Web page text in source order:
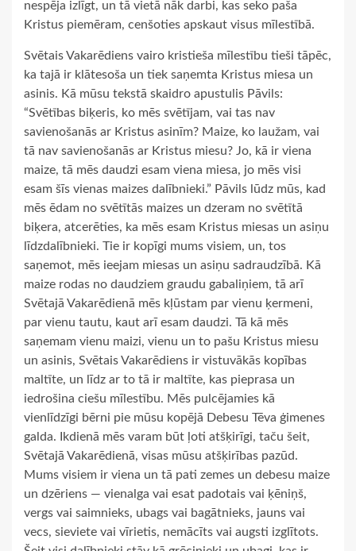
nespēja izlīgt, un tā vietā nāk darbi, kas seko paša
Kristus piemēram, cenšoties apskaut visus mīlestībā.
Svētais Vakarēdiens vairo kristieša mīlestību tieši tāpēc,
ka tajā ir klātesoša un tiek saņemta Kristus miesa un
asinis. Kā mūsu tekstā skaidro apustulis Pāvils:
“Svētības biķeris, ko mēs svētījam, vai tas nav
savienošanās ar Kristus asinīm? Maize, ko laužam, vai
tā nav savienošanās ar Kristus miesu? Jo, kā ir viena
maize, tā mēs daudzi esam viena miesa, jo mēs visi
esam šīs vienas maizes dalībnieki.” Pāvils lūdz mūs, kad
mēs ēdam no svētītās maizes un dzeram no svētītā
biķera, atcerēties, ka mēs esam Kristus miesas un asiņu
līdzdalībnieki. Tie ir kopīgi mums visiem, un, tos
saņemot, mēs ieejam miesas un asiņu sadraudzībā. Kā
maize rodas no daudziem graudu gabaliņiem, tā arī
Svētajā Vakarēdienā mēs kļūstam par vienu ķermeni,
par vienu tautu, kaut arī esam daudzi. Tā kā mēs
saņemam vienu maizi, vienu un to pašu Kristus miesu
un asinis, Svētais Vakarēdiens ir vistuvākās kopības
maltīte, un līdz ar to tā ir maltīte, kas pieprasa un
iedrošina ciešu mīlestību. Mēs pulcējamies kā
vienlīdzīgi bērni pie mūsu kopējā Debesu Tēva ģimenes
galda. Ikdienā mēs varam būt ļoti atšķirīgi, taču šeit,
Svētajā Vakarēdienā, visas mūsu atšķirības pazūd.
Mums visiem ir viena un tā pati zemes un debesu maize
un dzēriens — vienalga vai esat padotais vai ķēniņš,
vergs vai saimnieks, ubags vai bagātnieks, jauns vai
vecs, sieviete vai vīrietis, nemācīts vai augsti izglītots.